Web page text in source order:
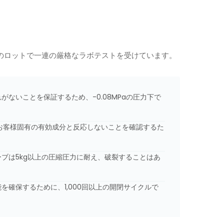
ットで一連の厳格なラボテストを受けています。
ないことを保証するため、-0.08MPaの圧力下で
様固有の有効成分と反応しないことを確認するた
は5kg以上の圧縮圧力に耐え、破裂することはあ
確保するために、1,000回以上の開閉サイクルで